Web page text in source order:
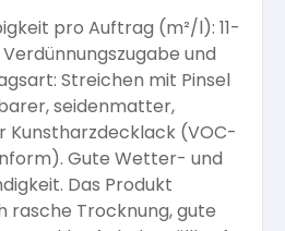
pro Auftrag (m²/l): 11-
und
Streichen mit Pinsel
seidenmatter,
(VOC-
Gute Wetter- und
Das Produkt
rasche Trocknung, gute